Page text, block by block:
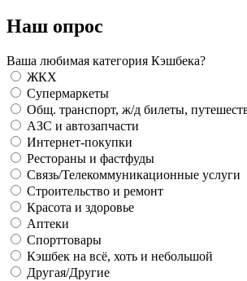
Наш опрос
Ваша любимая категория Кэшбека?
ЖКХ
Супермаркеты
Общ. транспорт, ж/д билеты,
АЗС и автозапчасти
Интернет-покупки
Рестораны и фастфуды
Связь/Телекоммуникационные услуги
Строительство и ремонт
Красота и здоровье
Аптеки
Спорттовары
Кэшбек на всё, хоть и небольшой
Другая/Другие